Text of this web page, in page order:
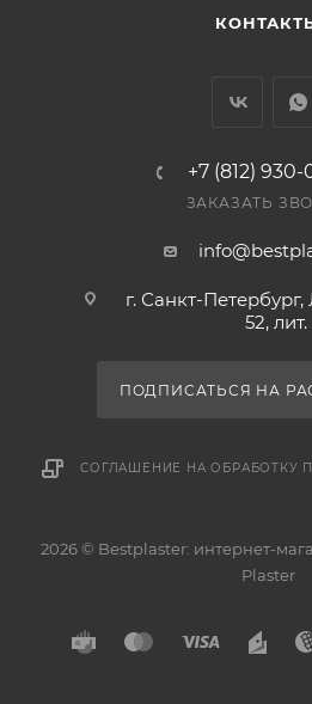
+7 (812)
ЗАКАЗАТЬ
г. Санкт-
52,
ПОДПИСАТЬСЯ НА
СОГЛАШЕНИЕ НА ОБРАБОТКУ
2026 © Bestplaster: интернет-
Plaster